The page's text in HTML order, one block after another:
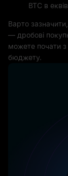
BTC в
Варто
— дробові
можете почати з
бюджету.